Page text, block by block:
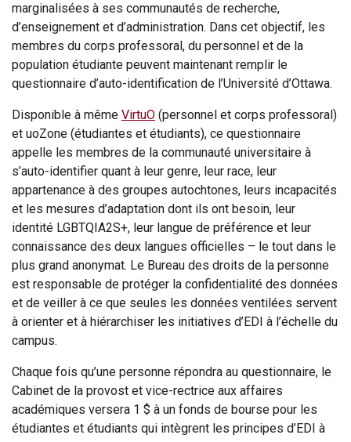
marginalisées à ses communautés de recherche,
d’enseignement et d’administration. Dans cet objectif, les
membres du corps professoral, du personnel et de la
population étudiante peuvent maintenant remplir le
questionnaire d’auto-identification de l’Université d’Ottawa.
Disponible à même VirtuO (personnel et corps professoral)
et uoZone (étudiantes et étudiants), ce questionnaire
appelle les membres de la communauté universitaire à
s’auto-identifier quant à leur genre, leur race, leur
appartenance à des groupes autochtones, leurs incapacités
et les mesures d’adaptation dont ils ont besoin, leur
identité LGBTQIA2S+, leur langue de préférence et leur
connaissance des deux langues officielles – le tout dans le
plus grand anonymat. Le Bureau des droits de la personne
est responsable de protéger la confidentialité des données
et de veiller à ce que seules les données ventilées servent
à orienter et à hiérarchiser les initiatives d’EDI à l’échelle du
campus.
Chaque fois qu’une personne répondra au questionnaire, le
Cabinet de la provost et vice-rectrice aux affaires
académiques versera 1 $ à un fonds de bourse pour les
étudiantes et étudiants qui intègrent les principes d’EDI à